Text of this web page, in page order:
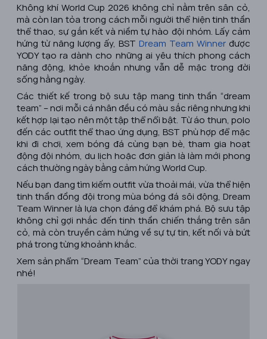
Không khí World Cup 2026 không chỉ nằm trên sân cỏ,
mà còn lan tỏa trong cách mỗi người thể hiện tinh thần
thể thao, sự gắn kết và niềm tự hào đội nhóm. Lấy cảm
hứng từ năng lượng ấy, BST Dream Team Winner được
YODY tạo ra dành cho những ai yêu thích phong cách
năng động, khỏe khoắn nhưng vẫn dễ mặc trong đời
sống hằng ngày.
Các thiết kế trong bộ sưu tập mang tinh thần “dream
team” – nơi mỗi cá nhân đều có màu sắc riêng nhưng khi
kết hợp lại tạo nên một tập thể nổi bật. Từ áo thun, polo
đến các outfit thể thao ứng dụng, BST phù hợp để mặc
khi đi chơi, xem bóng đá cùng bạn bè, tham gia hoạt
động đội nhóm, du lịch hoặc đơn giản là làm mới phong
cách thường ngày bằng cảm hứng World Cup.
Nếu bạn đang tìm kiếm outfit vừa thoải mái, vừa thể hiện
tinh thần đồng đội trong mùa bóng đá sôi động, Dream
Team Winner là lựa chọn đáng để khám phá. Bộ sưu tập
không chỉ gợi nhắc đến tinh thần chiến thắng trên sân
cỏ, mà còn truyền cảm hứng về sự tự tin, kết nối và bứt
phá trong từng khoảnh khắc.
Xem sản phẩm “Dream Team” của thời trang YODY ngay
nhé!